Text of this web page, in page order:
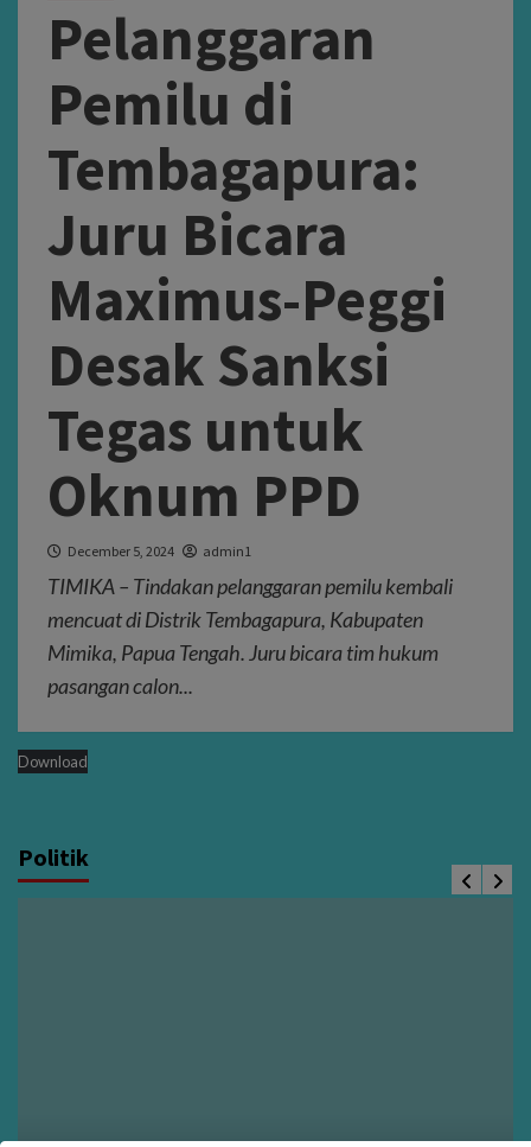
Pelanggaran
Pemilu di
Tembagapura:
Juru Bicara
Maximus-Peggi
Desak Sanksi
Tegas untuk
Oknum PPD
December 5, 2024 admin1
TIMIKA – Tindakan pelanggaran pemilu kembali
mencuat di Distrik Tembagapura, Kabupaten
Mimika, Papua Tengah. Juru bicara tim hukum
pasangan calon...
Download
Politik